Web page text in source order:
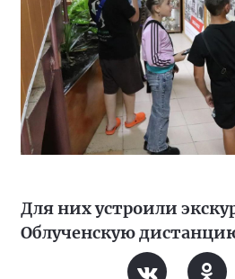
Для них устроили
Облученскую